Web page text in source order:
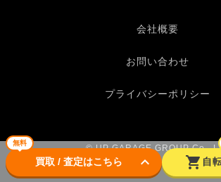
無料
買取 / 査定はこちら keyboard_arrow_down shopping_cart 自
会社概要
お問い合わせ
プライバシーポリシー
© UP GARAGE GROUP Co.,